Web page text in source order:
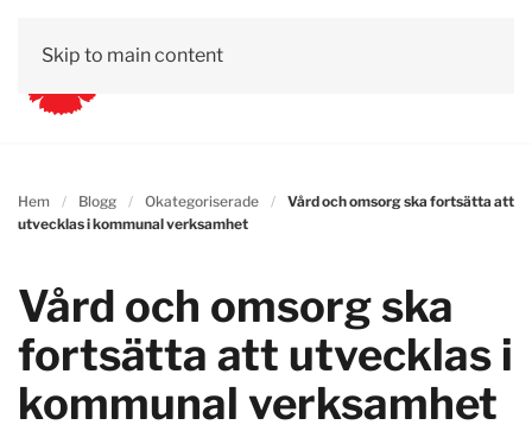
Skip to main content
Hem Blogg Okategoriserade
Vård och omsorg ska fortsätta att
utvecklas i kommunal verksamhet
Vård och omsorg ska
fortsätta att utvecklas i
kommunal verksamhet